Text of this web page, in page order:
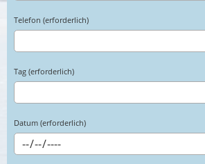
Telefon (erforderlich)
Tag (erforderlich)
Datum (erforderlich)